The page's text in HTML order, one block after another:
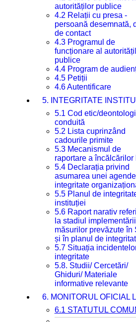
autorităților publice
4.2 Relații cu presa -
persoană desemnată,
de contact
4.3 Programul de
funcționare al
publice
4.4 Program de
4.5 Petiții
4.6 Autentificare
5. INTEGRITATE
5.1 Cod etic/
conduită
5.2 Lista cuprinzând
cadourile primite
5.3 Mecanismul de
raportare a încălcărilor
5.4 Declarația privind
asumarea unei
integritate
5.5 Planul de
instituției
5.6 Raport narativ
la stadiul implementării
măsurilor prevăzute în
și în planul de
5.7 Situația
integritate
5.8. Studii/ Cercetări/
Ghiduri/ Materiale
informative relevante
6. MONITORUL OFICIAL
6.1 STATUTUL